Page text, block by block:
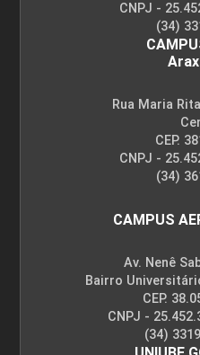
CNPJ -
(34)
Rua Maria
CEP.
CNPJ -
(34)
CAMPUS
Av. Nenê
Bairro
CEP.
CNPJ -
(34)